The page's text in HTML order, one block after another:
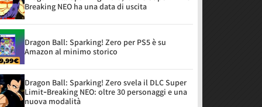
Breaking NEO ha una data di uscita
Dragon Ball: Sparking! Zero per PS5 è su
Amazon al minimo storico
Dragon Ball: Sparking! Zero svela il DLC Super
Limit‑Breaking NEO: oltre 30 personaggi e una
nuova modalità